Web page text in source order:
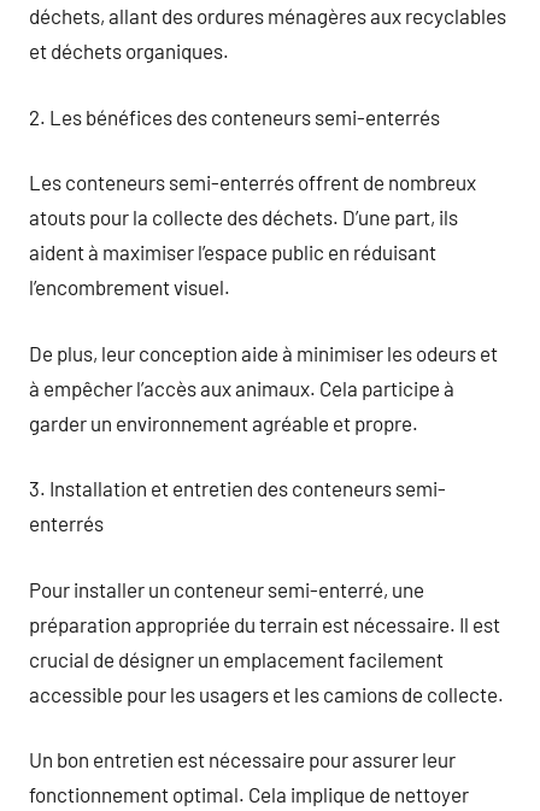
déchets, allant des ordures ménagères aux recyclables
et déchets organiques.
2. Les bénéfices des conteneurs semi-enterrés
Les conteneurs semi-enterrés offrent de nombreux
atouts pour la collecte des déchets. D’une part, ils
aident à maximiser l’espace public en réduisant
l’encombrement visuel.
De plus, leur conception aide à minimiser les odeurs et
à empêcher l’accès aux animaux. Cela participe à
garder un environnement agréable et propre.
3. Installation et entretien des conteneurs semi-
enterrés
Pour installer un conteneur semi-enterré, une
préparation appropriée du terrain est nécessaire. Il est
crucial de désigner un emplacement facilement
accessible pour les usagers et les camions de collecte.
Un bon entretien est nécessaire pour assurer leur
fonctionnement optimal. Cela implique de nettoyer